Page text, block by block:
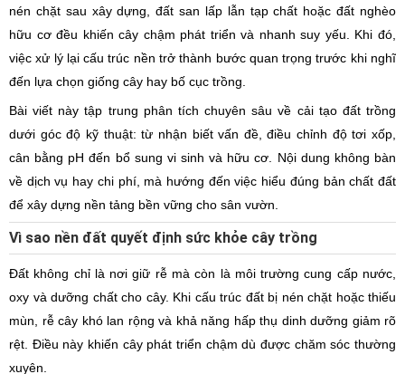
nén chặt sau xây dựng, đất san lấp lẫn tạp chất hoặc đất nghèo
hữu cơ đều khiến cây chậm phát triển và nhanh suy yếu. Khi đó,
việc xử lý lại cấu trúc nền trở thành bước quan trọng trước khi nghĩ
đến lựa chọn giống cây hay bố cục trồng.
Bài viết này tập trung phân tích chuyên sâu về cải tạo đất trồng
dưới góc độ kỹ thuật: từ nhận biết vấn đề, điều chỉnh độ tơi xốp,
cân bằng pH đến bổ sung vi sinh và hữu cơ. Nội dung không bàn
về dịch vụ hay chi phí, mà hướng đến việc hiểu đúng bản chất đất
để xây dựng nền tảng bền vững cho sân vườn.
Vì sao nền đất quyết định sức khỏe cây trồng
Đất không chỉ là nơi giữ rễ mà còn là môi trường cung cấp nước,
oxy và dưỡng chất cho cây. Khi cấu trúc đất bị nén chặt hoặc thiếu
mùn, rễ cây khó lan rộng và khả năng hấp thụ dinh dưỡng giảm rõ
rệt. Điều này khiến cây phát triển chậm dù được chăm sóc thường
xuyên.